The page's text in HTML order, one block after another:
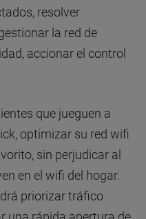
resolver
la red de
accionar el control
que jueguen a
optimizar su red wifi
sin perjudicar al
en el wifi del hogar.
priorizar tráfico